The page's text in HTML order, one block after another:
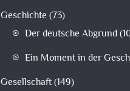
Geschichte (73)
Der deutsche Abgrund
Ein Moment in der
Gesellschaft(149)